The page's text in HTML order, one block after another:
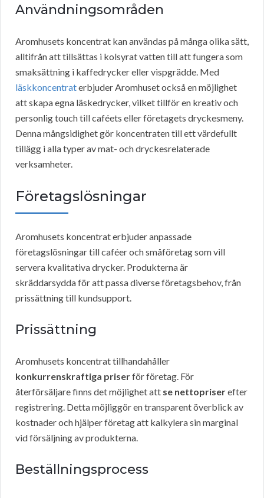
Användningsområden
Aromhusets koncentrat kan användas på många olika sätt,
alltifrån att tillsättas i kolsyrat vatten till att fungera som
smaksättning i kaffedrycker eller vispgrädde. Med
läskkoncentraterbjuder Aromhuset också en möjlighet
att skapa egna läskedrycker, vilket tillför en kreativ och
personlig touch till caféets eller företagets dryckesmeny.
Denna mångsidighet gör koncentraten till ett värdefullt
tillägg i alla typer av mat- och dryckesrelaterade
verksamheter.
Företagslösningar
Aromhusets koncentrat erbjuder anpassade
företagslösningar till caféer och småföretag som vill
servera kvalitativa drycker. Produkterna är
skräddarsydda för att passa diverse företagsbehov, från
prissättning till kundsupport.
Prissättning
Aromhusets koncentrat tillhandahåller
konkurrenskraftiga priserför företag. För
återförsäljare finns det möjlighet att se nettopriserefter
registrering. Detta möjliggör en transparent överblick av
kostnader och hjälper företag att kalkylera sin marginal
vid försäljning av produkterna.
Beställningsprocess